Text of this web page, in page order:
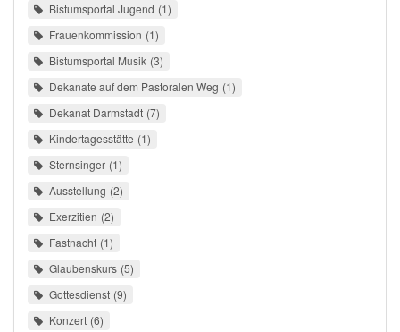
Bistumsportal Jugend 1
Frauenkommission 1
Bistumsportal Musik 3
Dekanate auf dem Pastoralen Weg 1
Dekanat Darmstadt 7
Kindertagesstätte 1
Sternsinger 1
Ausstellung 2
Exerzitien 2
Fastnacht 1
Glaubenskurs 5
Gottesdienst 9
Konzert 6